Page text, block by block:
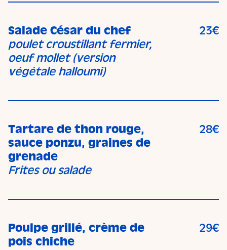
Salade César du chef
poulet croustillant fermier,
oeuf mollet (version
végétale halloumi)
23€
Tartare de thon rouge,
sauce ponzu, graines de
grenade
Frites ou salade
28€
Poulpe grillé, crème de
pois chiche
29€